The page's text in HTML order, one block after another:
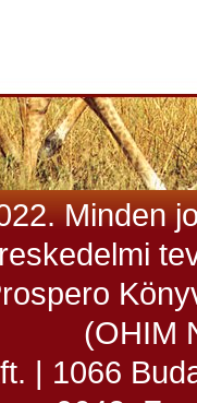
Minden
(OHIM
| 1066